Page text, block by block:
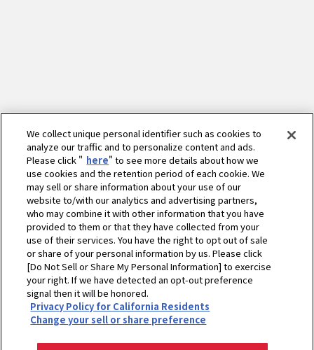
ホーム 農業
営農情報 営農PLUS
〈メーカー探訪〉（株）佐野アタッチ研究所の事業と想いを継承して設立 株
式会社 アグリアタッチ研究所
Copyright © YANMAR HOLDINGS CO., LTD. All rights reserved.
プライバシーポリシー クッキーポリシー
We collect unique personal identifier such as cookies to
analyze our traffic and to personalize content and ads.
Please click " here" to see more details about how we
use cookies and the retention period of each cookie. We
may sell or share information about your use of our
website to/with our analytics and advertising partners,
who may combine it with other information that you have
provided to them or that they have collected from your
use of their services. You have the right to opt out of sale
or share of your personal information by us. Please click
[Do Not Sell or Share My Personal Information] to exercise
your right. If we have detected an opt-out preference
signal then it will be honored.
Privacy Policy for California Residents
Change your sell or share preference